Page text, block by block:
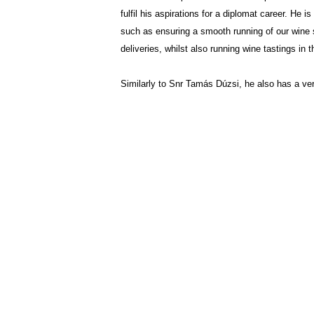
fulfil his aspirations for a diplomat career. He
such as ensuring a smooth running of our
deliveries, whilst also running wine tastings in
Similarly to Snr Tamás Dúzsi, he also has a